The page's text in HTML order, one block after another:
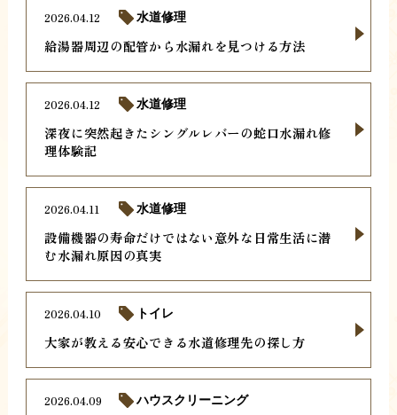
給湯器周辺の配管から水漏れを見つける方法
2026.04.12 水道修理
深夜に突然起きたシングルレバーの蛇口水漏れ修
理体験記
2026.04.12 水道修理
設備機器の寿命だけではない意外な日常生活に潜
む水漏れ原因の真実
2026.04.11 水道修理
大家が教える安心できる水道修理先の探し方
2026.04.10 トイレ
2026.04.09 ハウスクリーニング